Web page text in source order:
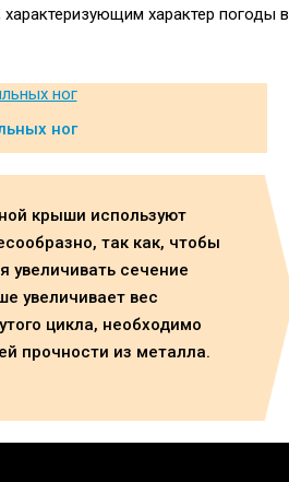
характер погоды в
ног
крыши используют
так как, чтобы
увеличивать сечение
увеличивает вес
цикла, необходимо
прочности из металла.